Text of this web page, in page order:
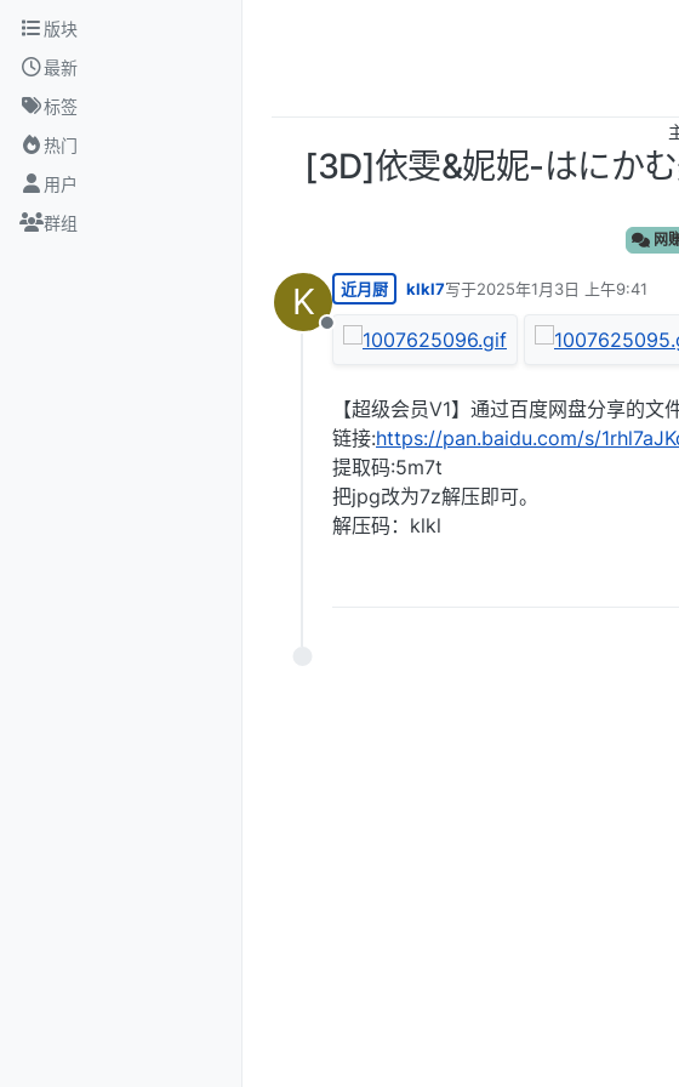
跳转至内容
版块
最新
标签
热门
用户
群组
[3D]依雯&妮妮-はにか
网
K
离线
近月厨 klkl7写于2025年1月3日 上午9:41
最后由 编辑
【超级会员V1】通过百度网盘分享的文
链接:https://pan.baidu.com/s/
提取码:5m7t
把jpg改为7z解压即可。
解压码：klkl